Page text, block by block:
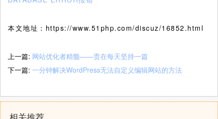
本文地址：https://www.51php.com/discuz/16852.html
上一篇: 网站优化者精髓——贵在每天坚持一篇
下一篇: 一分钟解决WordPress无法自定义编辑网站的方法